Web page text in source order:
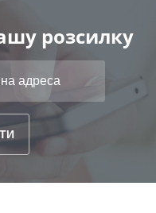
розсилку